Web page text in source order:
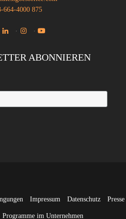
664-4000 875
· ·
ABONNIEREN
Impressum Datenschutz Presse
Programme im Unternehmen